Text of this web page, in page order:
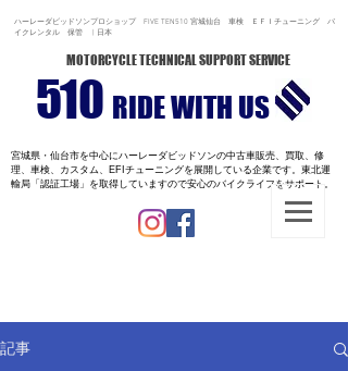
ハーレーダビッドソンプロショップ FIVE TEN510 宮城仙台 車検 ＥＦＩチューニング バ
イクレンタル 保管 | 日本
MOTORCYCLE TECHNICAL SUPPORT SERVICE
510 RIDE WITH US
宮城県・仙台市を中心にハーレーダビッドソンの中古車販売、買取、修
理、車検、カスタム、EFIチューニングを展開している企業です。 東北運
輸局「認証工場」を取得していますので安心のバイクライフをサポート。
記事